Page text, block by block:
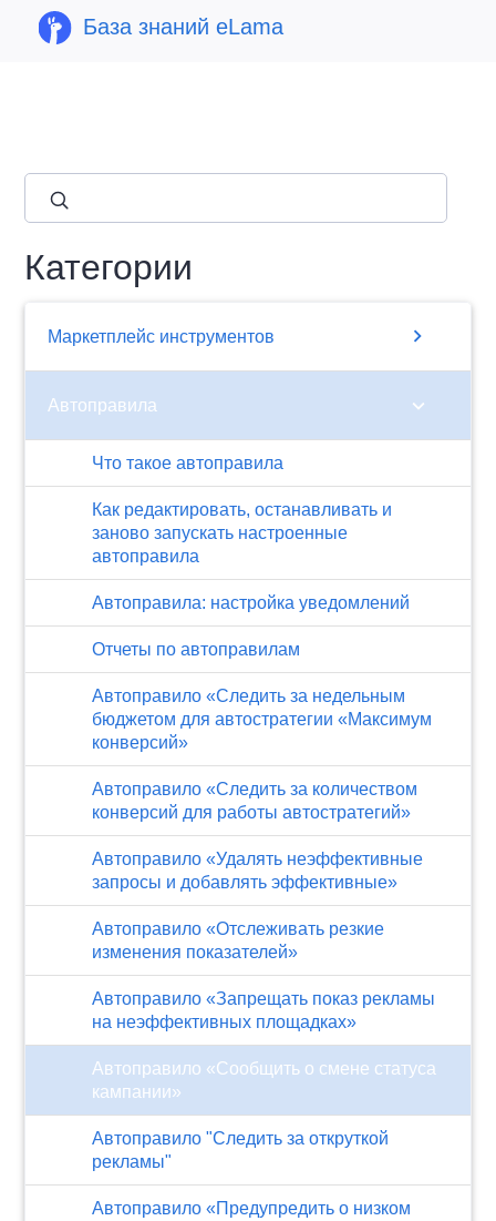
База знаний eLama
Категории
Маркетплейс инструментов chevron_right
Автоправила chevron_right
Что такое автоправила
Как редактировать, останавливать и
заново запускать настроенные
автоправила
Автоправила: настройка уведомлений
Отчеты по автоправилам
Автоправило «Следить за недельным
бюджетом для автостратегии «Максимум
конверсий»
Автоправило «Следить за количеством
конверсий для работы автостратегий»
Автоправило «Удалять неэффективные
запросы и добавлять эффективные»
Автоправило «Отслеживать резкие
изменения показателей»
Автоправило «Запрещать показ рекламы
на неэффективных площадках»
Автоправило «Сообщить о смене статуса
кампании»
Автоправило "Следить за откруткой
рекламы"
Автоправило «Предупредить о низком